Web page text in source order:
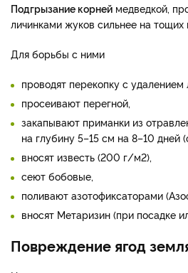
Подгрызание корней медведкой,
личинками жуков сильнее на тощих
Для борьбы с ними
проводят перекопку с удалением
просеивают перегной,
закапывают приманки из
на глубину 5–15 см на 8–10 дней
вносят известь (200 г/м2),
сеют бобовые,
поливают азотофиксаторами
вносят Метаризин (при посадке
Повреждение ягод